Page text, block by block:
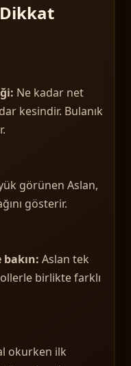
Ne kadar net
kesindir. Bulanık
görünen Aslan,
gösterir.
Aslan tek
birlikte farklı
okurken ilk